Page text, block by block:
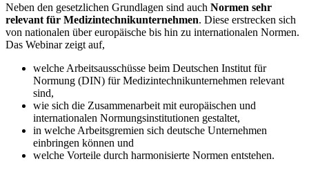
Neben den gesetzlichen Grundlagen sind auch Normen sehr
relevant für Medizintechnikunternehmen. Diese erstrecken sich
von nationalen über europäische bis hin zu internationalen Normen.
Das Webinar zeigt auf,
welche Arbeitsausschüsse beim Deutschen Institut für
Normung (DIN) für Medizintechnikunternehmen relevant
sind,
wie sich die Zusammenarbeit mit europäischen und
internationalen Normungsinstitutionen gestaltet,
in welche Arbeitsgremien sich deutsche Unternehmen
einbringen können und
welche Vorteile durch harmonisierte Normen entstehen.